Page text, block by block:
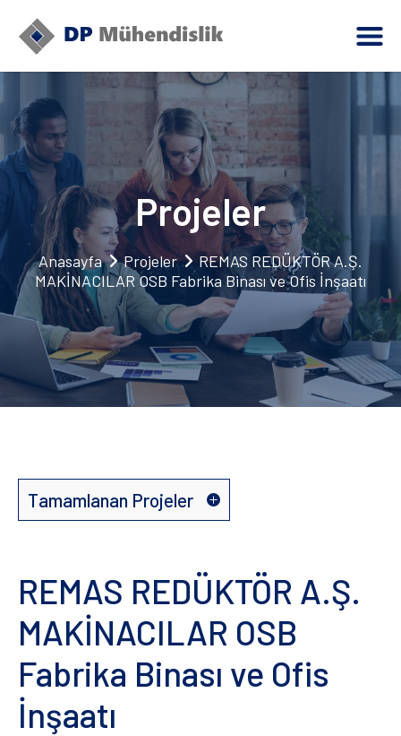
Projeler
Anasayfa Projeler
REMAS REDÜKTÖR A.Ş.
MAKİNACILAR OSB Fabrika Binası ve Ofis İnşaatı
Tamamlanan Projeler
Devam Eden Projeler
REMAS REDÜKTÖR A.Ş.
MAKİNACILAR OSB
Fabrika Binası ve Ofis
İnşaatı